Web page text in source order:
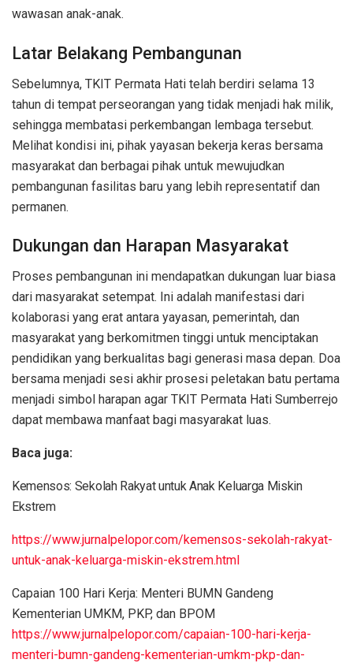
wawasan anak-anak.
Latar Belakang Pembangunan
Sebelumnya, TKIT Permata Hati telah berdiri selama 13
tahun di tempat perseorangan yang tidak menjadi hak milik,
sehingga membatasi perkembangan lembaga tersebut.
Melihat kondisi ini, pihak yayasan bekerja keras bersama
masyarakat dan berbagai pihak untuk mewujudkan
pembangunan fasilitas baru yang lebih representatif dan
permanen.
Dukungan dan Harapan Masyarakat
Proses pembangunan ini mendapatkan dukungan luar biasa
dari masyarakat setempat. Ini adalah manifestasi dari
kolaborasi yang erat antara yayasan, pemerintah, dan
masyarakat yang berkomitmen tinggi untuk menciptakan
pendidikan yang berkualitas bagi generasi masa depan. Doa
bersama menjadi sesi akhir prosesi peletakan batu pertama
menjadi simbol harapan agar TKIT Permata Hati Sumberrejo
dapat membawa manfaat bagi masyarakat luas.
Baca juga:
Kemensos: Sekolah Rakyat untuk Anak Keluarga Miskin
Ekstrem
https://www.jurnalpelopor.com/kemensos-sekolah-rakyat-
untuk-anak-keluarga-miskin-ekstrem.html
Capaian 100 Hari Kerja: Menteri BUMN Gandeng
Kementerian UMKM, PKP, dan BPOM
https://www.jurnalpelopor.com/capaian-100-hari-kerja-
menteri-bumn-gandeng-kementerian-umkm-pkp-dan-